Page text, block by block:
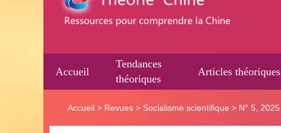
Accueil
Tendances
théoriques
Articles théoriques
Accueil > Revues > Socialisme scientifique > N° 5, 2025